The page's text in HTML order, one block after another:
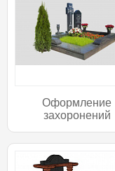
Оформление
захоронений